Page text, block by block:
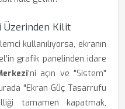
Kilit
kullanılıyorsa, ekranın
grafik panelinden idare
'ni açın ve "Sistem"
"Ekran Güç Tasarrufu
tamamen kapatmak,